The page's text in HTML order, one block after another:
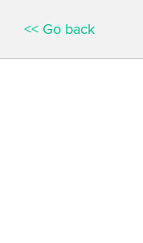
<< Go back